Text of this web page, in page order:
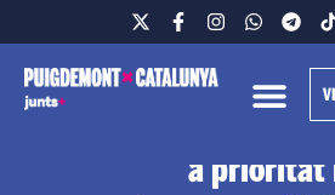
Puigdemont
a prioritat